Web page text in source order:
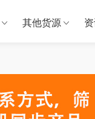
其他货源